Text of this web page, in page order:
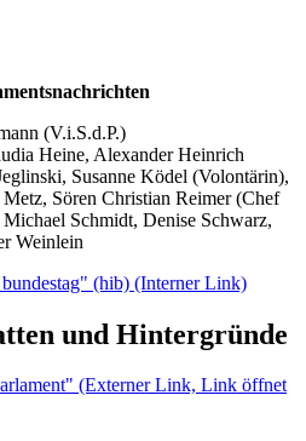
(V.i.S.d.P.)
Heine, Alexander Heinrich
Susanne Ködel (Volontärin),
Sören Christian Reimer (Chef
Schmidt, Denise Schwarz,
Weinlein
(hib) (Interner Link)
und Hintergründe
(Externer Link, Link öffnet